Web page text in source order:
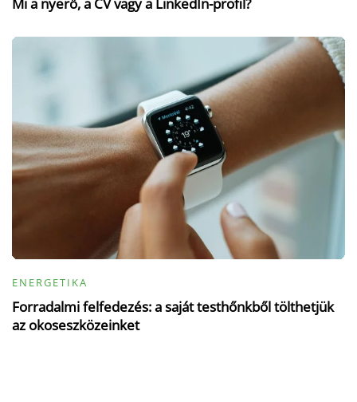
ENERGETIKA
Forradalmi felfedezés: a saját testhőnkből tölthetjük
az okoseszközeinket